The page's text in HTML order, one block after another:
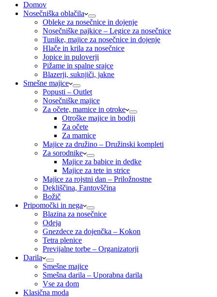
Domov
Nosečniška oblačila
Obleke za nosečnice in dojenje
Nosečniške pajkice – Legice za nosečnice
Tunike, majice za nosečnice in dojenje
Hlače in krila za nosečnice
Jopice in puloverji
Pižame in spalne srajce
Blazerji, suknjiči, jakne
Smešne majice
Popusti – Outlet
Nosečniške majice
Za očete, mamice in otroke
Otroške majice in bodiji
Za očete
Za mamice
Majice za družino – Družinski kompleti
Za sorodnike
Majice za babice in dedke
Majice za tete in strice
Majice za rojstni dan – Priložnostne
Dekliščina, Fantovščina
Božič
Pripomočki in nega
Blazina za nosečnice
Odeja
Gnezdece za dojenčka – Kokon
Tetra plenice
Previjalne torbe – Organizatorji
Darila
Smešne majice
Smešna darila – Uporabna darila
Vse za dom
Klasična moda